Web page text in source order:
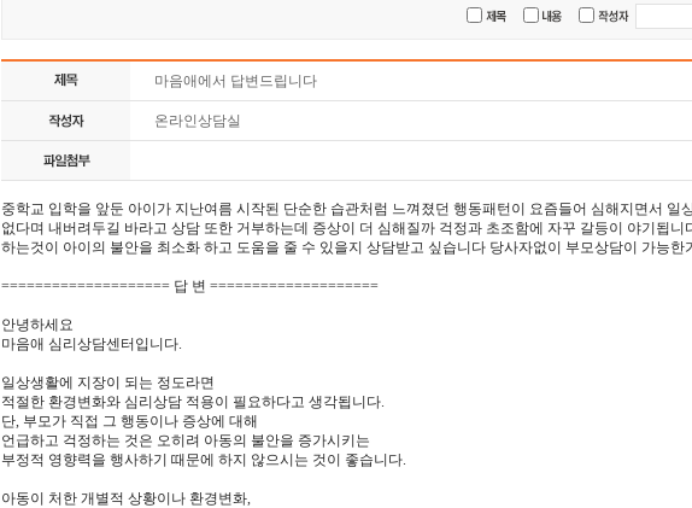
마음애에서 답변드립니다
온라인상담실
중학교 입학을 앞둔 아이가 지난여름 시작된 단순한 습관처럼 느껴졌던 행동패턴이 요즘들어 심해지면서 일
없다며 내버려두길 바라고 상담 또한 거부하는데 증상이 더 심해질까 걱정과 초조함에 자꾸 갈등이 야기됩
하는것이 아이의 불안을 최소화 하고 도움을 줄 수 있을지 상담받고 싶습니다 당사자없이 부모상담이 가능한
==================== 답 변 ====================
안녕하세요
마음애 심리상담센터입니다.
일상생활에 지장이 되는 정도라면
적절한 환경변화와 심리상담 적용이 필요하다고 생각됩니다.
단, 부모가 직접 그 행동이나 증상에 대해
언급하고 걱정하는 것은 오히려 아동의 불안을 증가시키는
부정적 영향력을 행사하기 때문에 하지 않으시는 것이 좋습니다.
아동이 처한 개별적 상황이나 환경변화,